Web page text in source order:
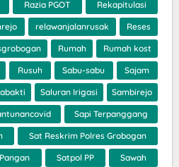
Razia PGOT Rekapitulasi
relawanjalanrusak Reses
Rumah Rumah kost
Rusuh Sabu-sabu Sajam
Saluran Irigasi Sambirejo
Sapi Terpanggang
Sat Reskrim Polres Grobogan
Satpol PP Sawah